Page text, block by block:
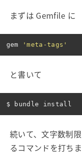
まずは Gemfile に
gem 'meta-tags'
と書いて
続いて、文字数制
るコマンドを打ちま